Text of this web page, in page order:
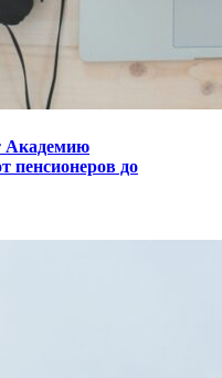
Академию
пенсионеров до